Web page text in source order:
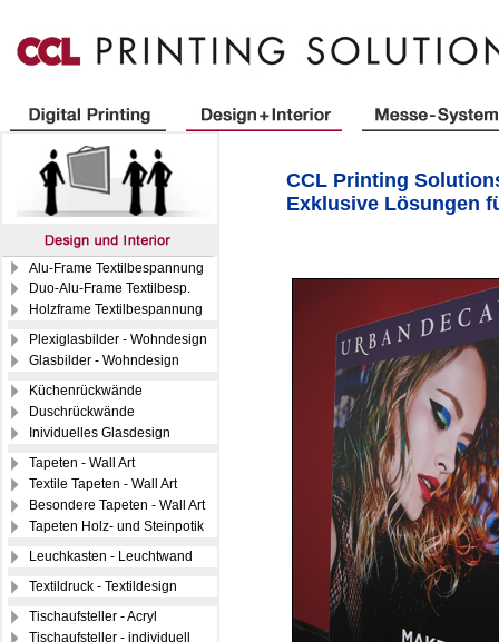
Alu-Frame Textilbespannung
Duo-Alu-Frame Textilbesp.
Holzframe Textilbespannung
Plexiglasbilder - Wohndesign
Glasbilder - Wohndesign
Küchenrückwände
Duschrückwände
Inividuelles Glasdesign
Tapeten - Wall Art
Textile Tapeten - Wall Art
Besondere Tapeten - Wall Art
Tapeten Holz- und Steinpotik
Leuchkasten - Leuchtwand
Textildruck - Textildesign
Tischaufsteller - Acryl
Tischaufsteller - individuell
CCL Printing
Exklusive Lösungen